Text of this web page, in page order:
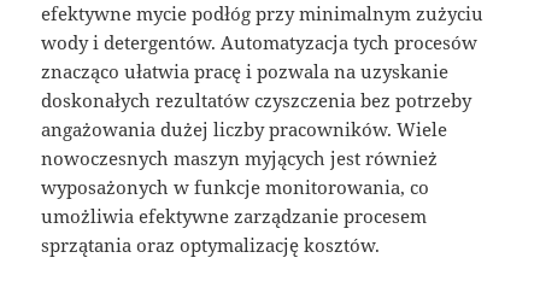
efektywne mycie podłóg przy minimalnym zużyciu
wody i detergentów. Automatyzacja tych procesów
znacząco ułatwia pracę i pozwala na uzyskanie
doskonałych rezultatów czyszczenia bez potrzeby
angażowania dużej liczby pracowników. Wiele
nowoczesnych maszyn myjących jest również
wyposażonych w funkcje monitorowania, co
umożliwia efektywne zarządzanie procesem
sprzątania oraz optymalizację kosztów.